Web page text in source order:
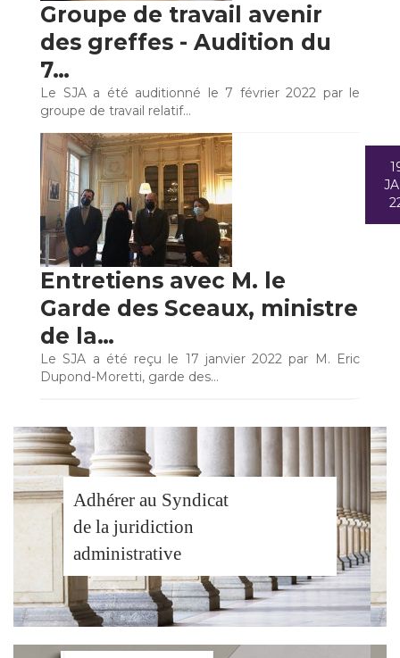
Groupe de travail avenir
des greffes - Audition du
7…
Le SJA a été auditionné le 7 février 2022 par le
groupe de travail relatif…
Entretiens avec M. le
Garde des Sceaux, ministre
de la…
Le SJA a été reçu le 17 janvier 2022 par M. Eric
Dupond-Moretti, garde des…
Adhérer au Syndicat
de la juridiction
administrative